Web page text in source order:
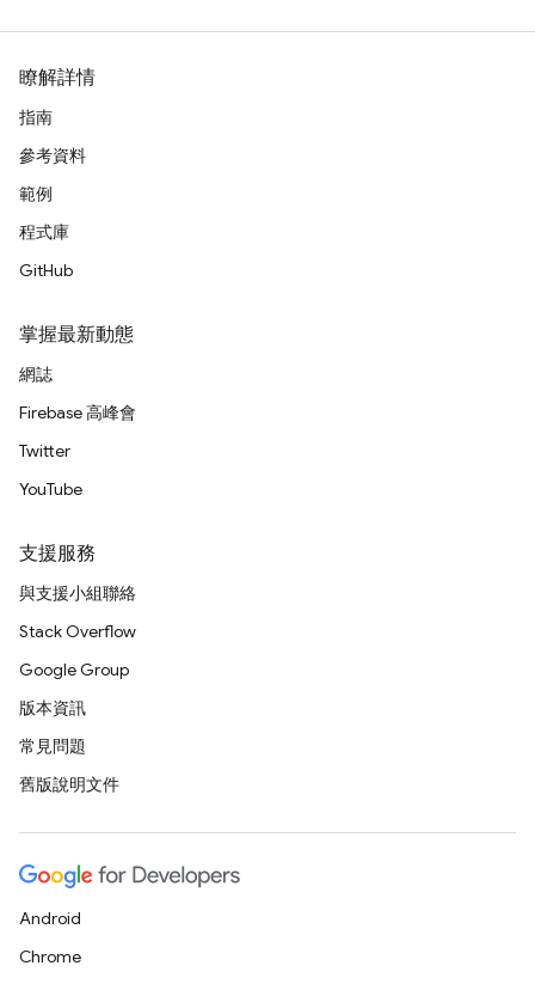
瞭解詳情
指南
參考資料
範例
程式庫
GitHub
掌握最新動態
網誌
Firebase 高峰會
Twitter
YouTube
支援服務
與支援小組聯絡
Stack Overflow
Google Group
版本資訊
常見問題
舊版說明文件
Android
Chrome